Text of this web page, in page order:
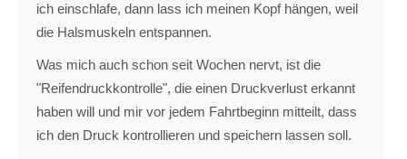
ich einschlafe, dann lass ich meinen Kopf hängen, weil
die Halsmuskeln entspannen.
Was mich auch schon seit Wochen nervt, ist die
"Reifendruckkontrolle", die einen Druckverlust erkannt
haben will und mir vor jedem Fahrtbeginn mitteilt, dass
ich den Druck kontrollieren und speichern lassen soll.